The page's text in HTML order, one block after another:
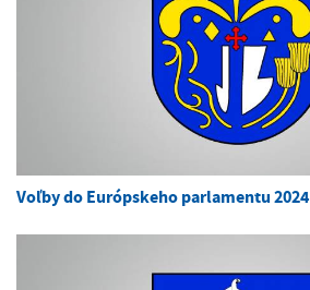
Voľby do Európskeho parlamentu 2024